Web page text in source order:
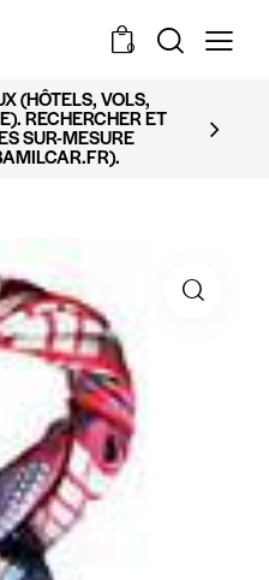
0
(HÔTELS, VOLS,
RECHERCHER ET
SUR-MESURE